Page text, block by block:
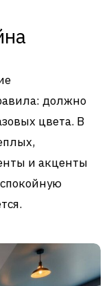
должно
цвета. В
и акценты